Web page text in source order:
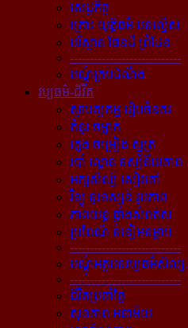
សេដ្ឋកិច្ច
គ្រោះ យុត្តិធម៌ បទល្មើស
បរិស្ថាន ផែនដី ព្រំដែន
----------------------------
បណ្ដុំគ្រប់ដំណឹង
វប្បធម៌-ជីវិត
ស្ថាបត្យកម្ម រៀបចំនគរ
គំនូរ ចម្លាក់
ភ្លេង ចម្រៀង ស្មូត្រ
របាំ ល្ខោន ទស្សនីយភាព
អក្សសិល្ប៍ សៀវភៅ
វិទ្យុ ទូរទស្សន៍ រូបភាព
ភាពយន្ដ ផ្ទាំងសំពត់ស
ប្រពៃណី ទំនៀមទម្លាប់
----------------------------
បណ្ដុំអត្ថបទវប្បធម៌សិល្បៈ
----------------------------
ជីវិតប្រចាំថ្ងៃ
សុខភាព អនាម័យ